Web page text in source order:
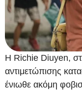
Η Richie Diuyen,
αντιμετώπισης
ένιωθε ακόμη